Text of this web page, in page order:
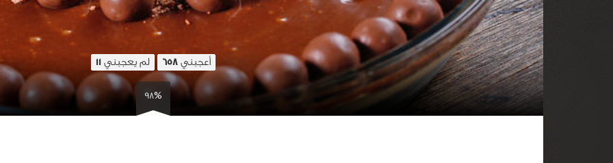
أعجبني 658 لم يعجبني 11
98%